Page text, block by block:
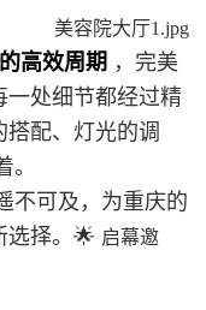
高效周期 ，完美
一处细节都经过精
配、灯光的调
不可及，为重庆的
择。 🌟 启幕邀